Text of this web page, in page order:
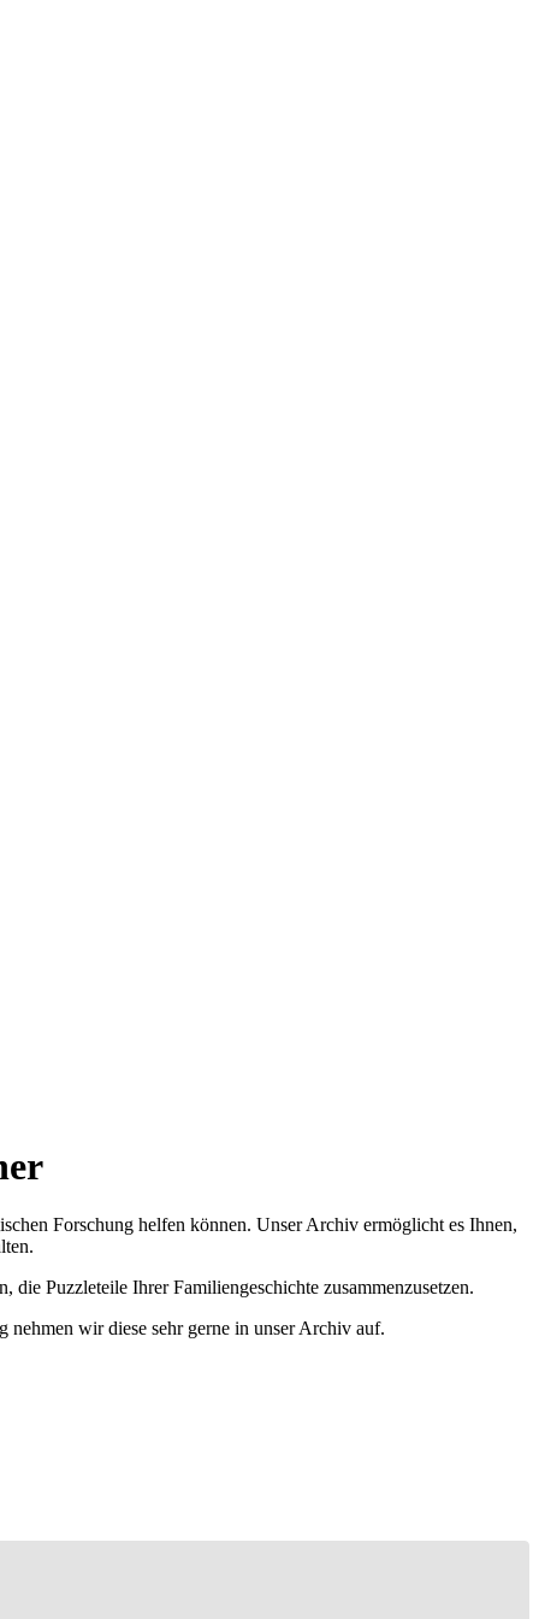
Forschung helfen können. Unser Archiv ermöglicht es Ihnen,
Puzzleteile Ihrer Familiengeschichte zusammenzusetzen.
nehmen wir diese sehr gerne in unser Archiv auf.